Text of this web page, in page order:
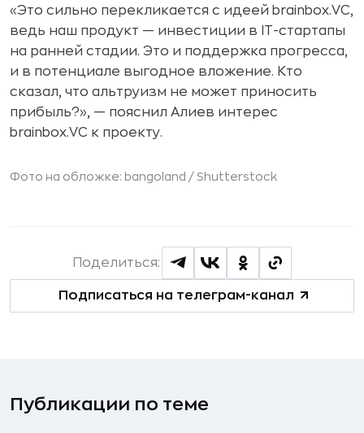
«Это сильно перекликается с идеей brainbox.VC,
ведь наш продукт — инвестиции в IT-стартапы
на ранней стадии. Это и поддержка прогресса,
и в потенциале выгодное вложение. Кто
сказал, что альтруизм не может приносить
прибыль?», — пояснил Алиев интерес
brainbox.VC к проекту.
Фото на обложке: bangoland / Shutterstock
Подписаться на телеграм-канал
Поделиться:
Публикации по теме